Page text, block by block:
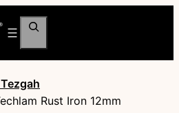
Ara
Rust Iron 12mm